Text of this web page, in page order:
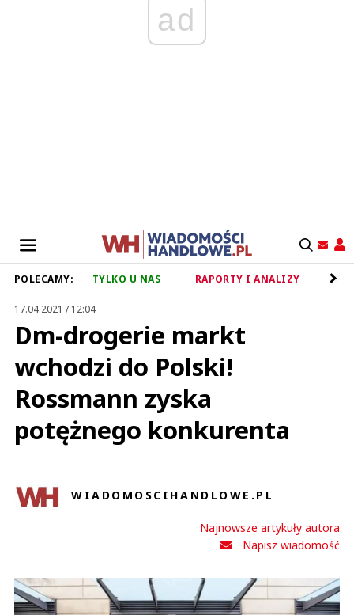
ad
POLECAMY: TYLKO U NAS RAPORTY I ANALIZY
17.04.2021 / 12:04
Dm-drogerie markt
wchodzi do Polski!
Rossmann zyska
potężnego konkurenta
WIADOMOSCIHANDLOWE.PL
Najnowsze artykuły autora
Napisz wiadomość